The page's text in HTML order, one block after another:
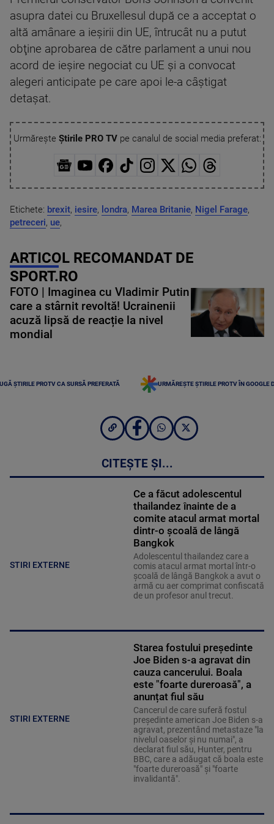
asupra datei cu Bruxellesul după ce a acceptat o
altă amânare a ieşirii din UE, întrucât nu a putut
obţine aprobarea de către parlament a unui nou
acord de ieşire negociat cu UE şi a convocat
alegeri anticipate pe care apoi le-a câştigat
detaşat.
Urmărește Știrile PRO TVpe canalul de social media preferat:
Etichete: brexit, iesire, londra, Marea Britanie, Nigel Farage,
petreceri, ue,
ARTICOL RECOMANDAT DE
SPORT.RO
FOTO | Imaginea cu Vladimir Putin
care a stârnit revoltă! Ucrainenii
acuză lipsă de reacție la nivel
mondial
ȘTIRILE PROTV CA SURSĂ PREFERATĂ URMĂREȘTE ȘTIRILE PROTV ÎN GOOGLE
CITEȘTE ȘI...
STIRI EXTERNE
Ce a făcut adolescentul
thailandez înainte de a
comite atacul armat mortal
dintr-o școală de lângă
Bangkok
Adolescentul thailandez care a
comis atacul armat mortal într-o
şcoală de lângă Bangkok a avut o
armă cu aer comprimat confiscată
de un profesor anul trecut.
STIRI EXTERNE
Starea fostului președinte
Joe Biden s-a agravat din
cauza cancerului. Boala
este "foarte dureroasă", a
anunțat fiul său
Cancerul de care suferă fostul
preşedinte american Joe Biden s-a
agravat, prezentând metastaze "la
nivelul oaselor şi nu numai", a
declarat fiul său, Hunter, pentru
BBC, care a adăugat că boala este
"foarte dureroasă" şi "foarte
invalidantă".